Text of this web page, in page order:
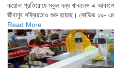
করোনা প্রতিরোধে স্কুল বন্ধ থাকলেও এ
জীবাণুর সক্রিয়তাও শুরু হয়েছে। কোভিড ১৯- এর
Read More